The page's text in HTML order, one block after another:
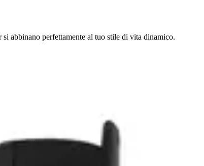
abbinano perfettamente al tuo stile di vita dinamico.